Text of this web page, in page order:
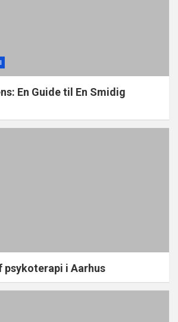
En Guide til En Smidig
psykoterapi i Aarhus